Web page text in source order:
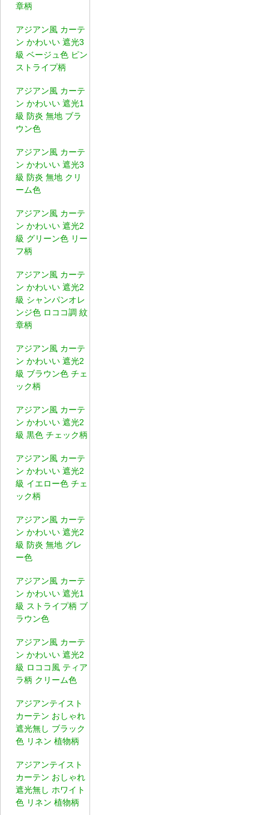
章柄
アジアン風 カーテ
ン かわいい 遮光3
級 ベージュ色 ピン
ストライプ柄
アジアン風 カーテ
ン かわいい 遮光1
級 防炎 無地 ブラ
ウン色
アジアン風 カーテ
ン かわいい 遮光3
級 防炎 無地 クリ
ーム色
アジアン風 カーテ
ン かわいい 遮光2
級 グリーン色 リー
フ柄
アジアン風 カーテ
ン かわいい 遮光2
級 シャンパンオレ
ンジ色 ロココ調 紋
章柄
アジアン風 カーテ
ン かわいい 遮光2
級 ブラウン色 チェ
ック柄
アジアン風 カーテ
ン かわいい 遮光2
級 黒色 チェック柄
アジアン風 カーテ
ン かわいい 遮光2
級 イエロー色 チェ
ック柄
アジアン風 カーテ
ン かわいい 遮光2
級 防炎 無地 グレ
ー色
アジアン風 カーテ
ン かわいい 遮光1
級 ストライプ柄 ブ
ラウン色
アジアン風 カーテ
ン かわいい 遮光2
級 ロココ風 ティア
ラ柄 クリーム色
アジアンテイスト
カーテン おしゃれ
遮光無し ブラック
色 リネン 植物柄
アジアンテイスト
カーテン おしゃれ
遮光無し ホワイト
色 リネン 植物柄